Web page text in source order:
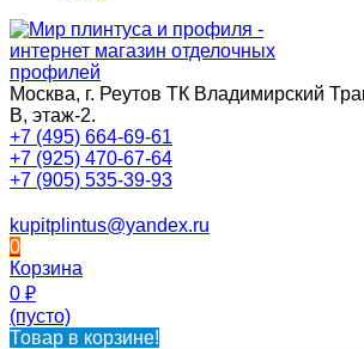
Москва, г. Реутов ТК Владимирский
В, этаж-2.
+7 (495) 664-69-61
+7 (925) 470-67-64
+7 (905) 535-39-93
kupitplintus@yandex.ru
0
Корзина
0 ₽
(пусто)
Товар в корзине!